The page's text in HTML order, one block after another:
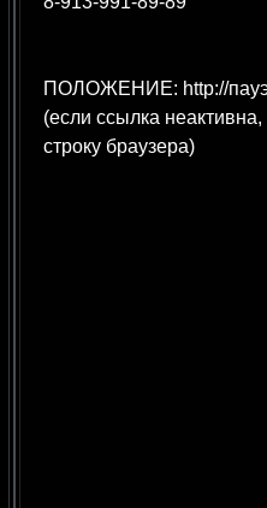
ПОЛОЖЕНИЕ: http://
(если ссылка
строку браузера)